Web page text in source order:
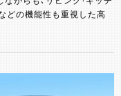
どの機能性も重視した高